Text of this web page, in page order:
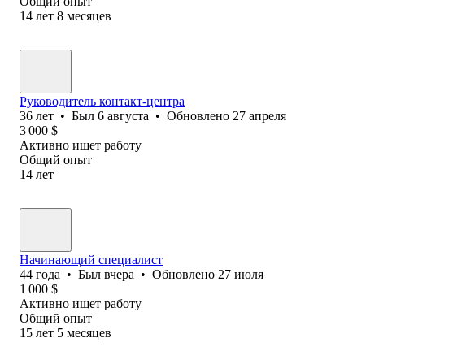
14 лет 8 месяцев
Руководитель контакт-центра
36 лет • Был 6 августа • Обновлено 27 апреля
3 000 $
Активно ищет работу
Общий опыт
14 лет
Начинающий специалист
44 года • Был вчера • Обновлено 27 июля
1 000 $
Активно ищет работу
Общий опыт
15 лет 5 месяцев